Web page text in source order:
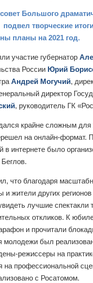
Большого
творческие
планы на 2021 год.
участие губернатор
России Юрий
Андрей Могучий,
директор
, руководитель ГК
крайне сложным
на онлайн-формат.
в интернете было
что благодаря
и жители других
лучшие спектакли
откликов. К
и прочитали
молодежи был
режиссеры на
на профессиональной
с Росатомом.